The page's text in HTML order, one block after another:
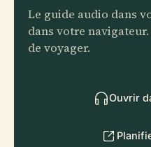
Le guide audio dans
dans votre
de voyager.
Ouvrir